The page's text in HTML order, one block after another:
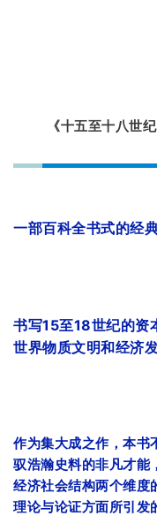
《十五至十八世
一部百科全书式的经
书写15至18世纪的资
世界物质文明和经济
作为集大成之作，本书
驭浩瀚史料的非凡才能
经济社会结构两个维度
理论与论证方面所引发